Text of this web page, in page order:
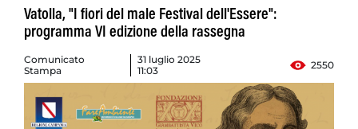
Vatolla, "I fiori del male Festival dell'Essere":
programma VI edizione della rassegna
Comunicato
Stampa
31 luglio 2025
11:03
2550